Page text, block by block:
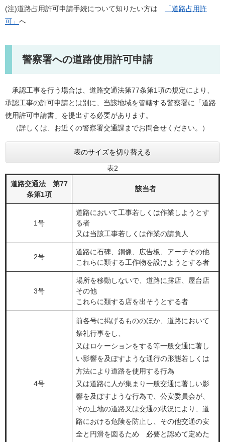
(注)道路占用許可申請手続について知りたい方は
「道路占用許
可」 へ
警察署への道路使用許可申請
承認工事を行う場合は、道路交通法第77条第1項の規定により、
承認工事の許可申請とは別に、当該地域を管轄する警察署に「道路
使用許可申請書」を提出する必要があります。
（詳しくは、お近くの警察署交通課までお問合せください。）
表のサイズを切り替える
表2
道路交通法 第77
条第1項
該当者
1号
道路において工事若しくは作業しようとす
る者
又は当該工事若しくは作業の請負人
2号
道路に石碑、銅像、広告板、アーチその他
これらに類する工作物を設けようとする者
3号
場所を移動しないで、道路に露店、屋台店
その他
これらに類する店を出そうとする者
4号
前各号に掲げるもののほか、道路において
祭礼行事をし、
又はロケーションをする等一般交通に著し
い影響を及ぼすような通行の形態若しくは
方法により道路を使用する行為
又は道路に人が集まり一般交通に著しい影
響を及ぼすような行為で、公安委員会が、
その土地の道路又は交通の状況により、道
路における危険を防止し、その他交通の安
全と円滑を図るため 必要と認めて定めた